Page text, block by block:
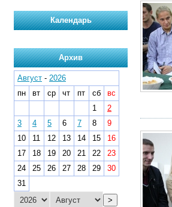
Календарь
Архив
Август - 2026
пн
вт ср чт пт сб
вс
1
2
3
4 5 6 7 8
9
10
11 12 13 14 15
16
17
18 19 20 21 22
23
24
25 26 27 28 29
30
31
>